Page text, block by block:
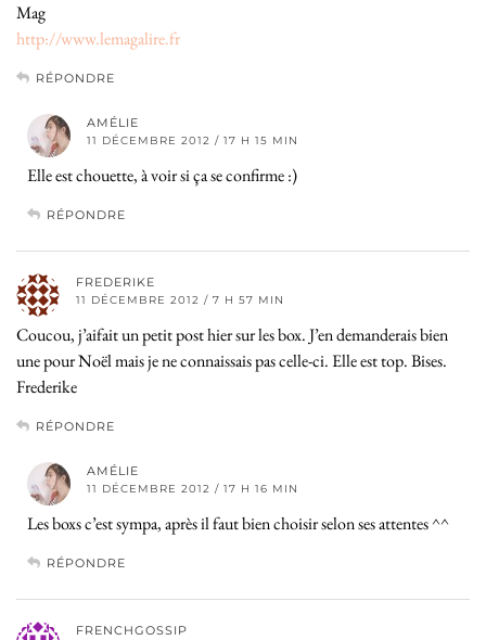
Mag
http://www.lemagalire.fr
RÉPONDRE
AMÉLIE
11 DÉCEMBRE 2012 / 17 H 15 MIN
Elle est chouette, à voir si ça se confirme :)
RÉPONDRE
FREDERIKE
11 DÉCEMBRE 2012 / 7 H 57 MIN
Coucou, j’aifait un petit post hier sur les box. J’en demanderais bien
une pour Noël mais je ne connaissais pas celle-ci. Elle est top. Bises.
Frederike
RÉPONDRE
AMÉLIE
11 DÉCEMBRE 2012 / 17 H 16 MIN
Les boxs c’est sympa, après il faut bien choisir selon ses attentes ^^
RÉPONDRE
FRENCHGOSSIP